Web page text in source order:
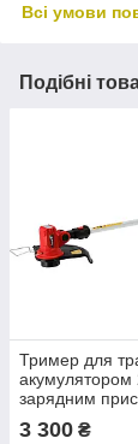
Всі умови
Подібні
Тример для
акумулятором
зарядним
щітка YATO
3 300 ₴